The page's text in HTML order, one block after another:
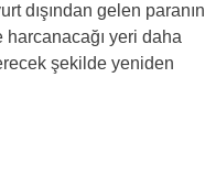
dışından gelen paranın
harcanacağı yeri daha
şekilde yeniden